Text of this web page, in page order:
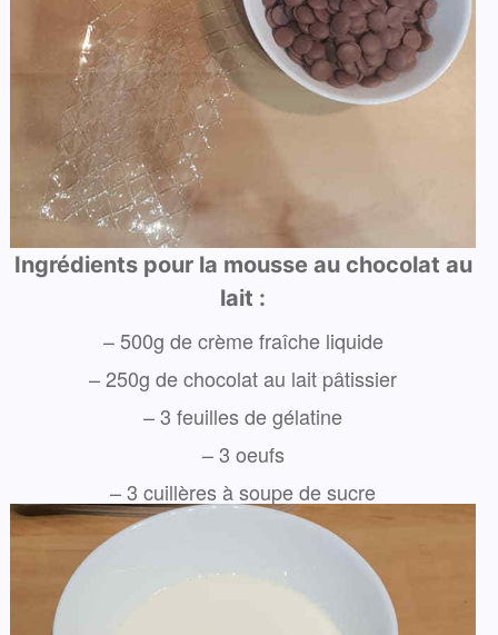
Ingrédients pour la mousse au chocolat au
lait :
– 500g de crème fraîche liquide
– 250g de chocolat au lait pâtissier
– 3 feuilles de gélatine
– 3 oeufs
– 3 cuillères à soupe de sucre